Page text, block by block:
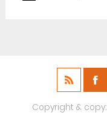
Copyright & copy;